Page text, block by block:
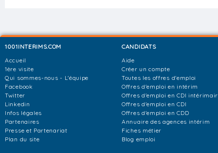
1001INTERIMS.COM
Accueil
1ère visite
Qui sommes-nous - L'équipe
Facebook
Twitter
Linkedin
Infos légales
Partenaires
Presse et Partenariat
Plan du site
CANDIDATS
Aide
Créer un compte
Toutes les offres d'emploi
Offres d'emploi en intérim
Offres d'emploi en CDI
Offres d'emploi en CDI
Offres d'emploi en CDD
Annuaire des agences intérim
Fiches métier
Blog emploi